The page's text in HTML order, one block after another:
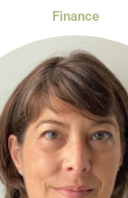
Finance